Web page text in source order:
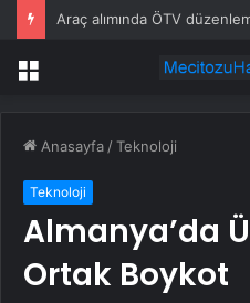
Menü
Anasayfa /Teknoloji
Teknoloji
Almanya’da
Ortak Boykot